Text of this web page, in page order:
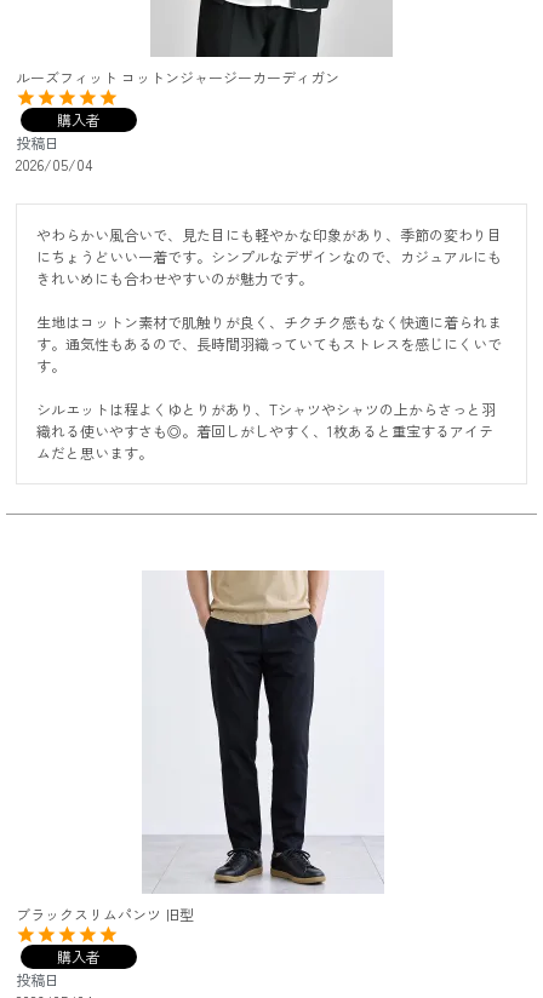
ルーズフィット コットンジャージーカーディガン
購入者
投稿日
2026/05/04
やわらかい風合いで、見た目にも軽やかな印象があり、季節の変わり目
にちょうどいい一着です。シンプルなデザインなので、カジュアルにも
きれいめにも合わせやすいのが魅力です。
生地はコットン素材で肌触りが良く、チクチク感もなく快適に着られま
す。通気性もあるので、長時間羽織っていてもストレスを感じにくいで
す。
シルエットは程よくゆとりがあり、Tシャツやシャツの上からさっと羽
織れる使いやすさも◎。着回しがしやすく、1枚あると重宝するアイテ
ムだと思います。
ブラックスリムパンツ 旧型
購入者
投稿日